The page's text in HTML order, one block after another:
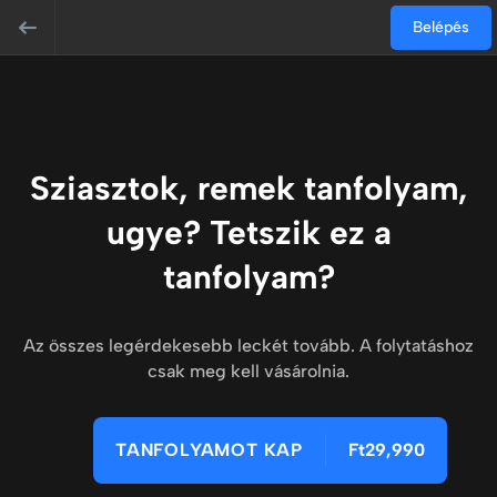
Belépés
Sziasztok, remek tanfolyam,
ugye? Tetszik ez a
tanfolyam?
Az összes legérdekesebb leckét tovább. A folytatáshoz
csak meg kell vásárolnia.
TANFOLYAMOT KAP Ft29,990